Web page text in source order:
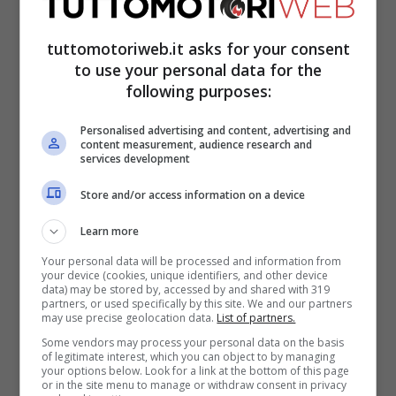
È il retroscena, umano e toccante, che l’ex
numero uno della Rossa ha svelato ai
microfoni di Sky Sport, nel corso di
un’intervista rilasciata aGuido Meda per il
programma On The Road Again. E che, in
tuttomotoriweb.it asks for your consent
to use your personal data for the
following purposes:
Personalised advertising and content, advertising and
content measurement, audience research and
services development
Store and/or access information on a device
Learn more
Your personal data will be processed and information from
your device (cookies, unique identifiers, and other device
data) may be stored by, accessed by and shared with 319
partners, or used specifically by this site. We and our partners
may use precise geolocation data. List of partners.
Some vendors may process your personal data on the basis
of legitimate interest, which you can object to by managing
your options below. Look for a link at the bottom of this page
or in the site menu to manage or withdraw consent in privacy